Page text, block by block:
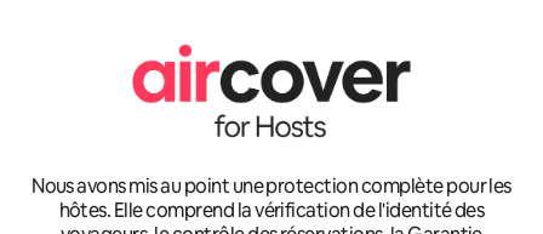
Nous avons mis au point une protection complète pour les
hôtes. Elle comprend la vérification de l'identité des